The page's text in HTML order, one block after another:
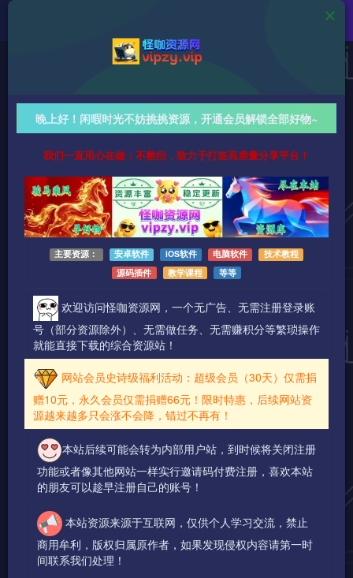
50种AI爆款视频创作教学：影视案例拆解+商业落地攻
略，从基础修图到创意创作全掌握！
666字 阅读时长约4分钟 2026-04-23 更新
作者：怪咖
热度：27
0条评论 作者已发布3745篇文章
晚上好！闲暇时光不妨挑挑资源，开通会员解锁全部好物~
我们一直用心在做：不敷衍，致力于打造高质量分享平台！
主要资源： 安卓软件 iOS软件 电脑软件
技术教程
源码插件
教学课程 等等
欢迎访问怪咖资源网，一个无广告、无需注册登录账
号（部分资源除外）、无需做任务、无需赚积分等繁琐操作
就能直接下载的综合资源站！
网站会员史诗级福利活动：超级会员（30天）仅需捐
赠10元，永久会员仅需捐赠66元！限时特惠，后续网站资
源越来越多只会涨不会降，错过不再有！
本站后续可能会转为内部用户站，到时候将关闭注册
功能或者像其他网站一样实行邀请码付费注册，喜欢本站
的朋友可以趁早注册自己的账号！
本站资源来源于互联网，仅供个人学习交流，禁止
商用牟利，版权归属原作者，如果发现侵权内容请第一时
间联系我们处理！